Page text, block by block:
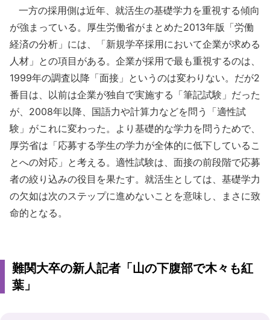
一方の採用側は近年、就活生の基礎学力を重視する傾向
が強まっている。厚生労働省がまとめた2013年版「労働
経済の分析」には、「新規学卒採用において企業が求める
人材」との項目がある。企業が採用で最も重視するのは、
1999年の調査以降「面接」というのは変わりない。だが2
番目は、以前は企業が独自で実施する「筆記試験」だった
が、2008年以降、国語力や計算力などを問う「適性試
験」がこれに変わった。より基礎的な学力を問うためで、
厚労省は「応募する学生の学力が全体的に低下しているこ
とへの対応」と考える。適性試験は、面接の前段階で応募
者の絞り込みの役目を果たす。就活生としては、基礎学力
の欠如は次のステップに進めないことを意味し、まさに致
命的となる。
難関大卒の新人記者「山の下腹部で木々も紅
葉」